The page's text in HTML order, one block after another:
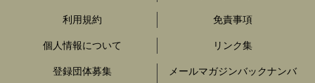
利用規約 免責事項
個人情報について リンク集
登録団体募集
メールマガジンバックナンバ